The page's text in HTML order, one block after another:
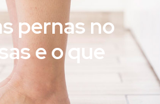
pernas no
e o que